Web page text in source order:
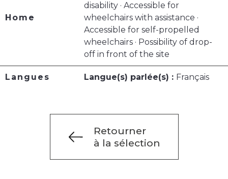
Home
disability · Accessible for
wheelchairs with assistance ·
Accessible for self-propelled
wheelchairs · Possibility of drop-
off in front of the site
Langues Langue(s) parlée(s) : Français
Retourner
à la sélection